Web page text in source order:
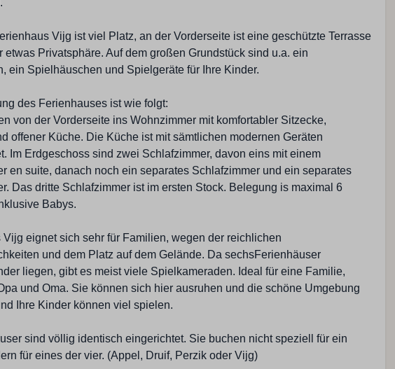
Zeldenrust
Vijg ist viel Platz, an der Vorderseite ist eine geschützte Terrasse
etwas Privatsphäre. Auf dem großen Grundstück sind u.a. ein
ein Spielhäuschen und Spielgeräte für Ihre Kinder.
des Ferienhauses ist wie folgt:
von der Vorderseite ins Wohnzimmer mit komfortabler Sitzecke,
offener Küche. Die Küche ist mit sämtlichen modernen Geräten
Im Erdgeschoss sind zwei Schlafzimmer, davon eins mit einem
en suite, danach noch ein separates Schlafzimmer und ein separates
Das dritte Schlafzimmer ist im ersten Stock. Belegung is maximal 6
Babys.
Vijg eignet sich sehr für Familien, wegen der reichlichen
und dem Platz auf dem Gelände. Da sechsFerienhäuser
liegen, gibt es meist viele Spielkameraden. Ideal für eine Familie,
und Oma. Sie können sich hier ausruhen und die schöne Umgebung
Ihre Kinder können viel spielen.
sind völlig identisch eingerichtet. Sie buchen nicht speziell für ein
für eines der vier. (Appel, Druif, Perzik oder Vijg)